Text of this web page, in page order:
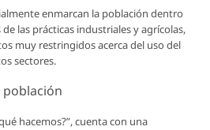
enmarcan la población dentro
las prácticas industriales y agrícolas,
muy restringidos acerca del uso del
sectores.
población
hacemos?”, cuenta con una